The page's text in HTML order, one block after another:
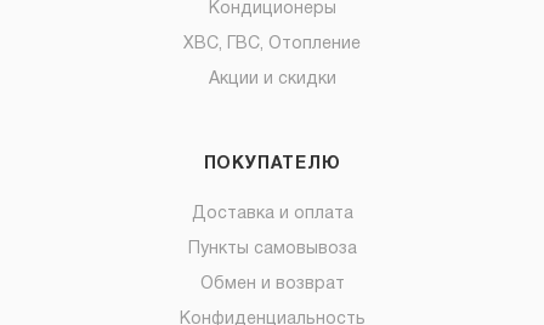
Кондиционеры
ХВС, ГВС, Отопление
Акции и скидки
ПОКУПАТЕЛЮ
Доставка и оплата
Пункты самовывоза
Обмен и возврат
Конфиденциальность